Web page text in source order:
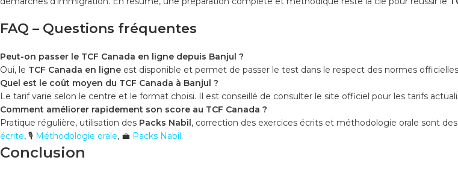
FAQ – Questions fréquentes
Peut-on passer le TCF Canada en ligne depuis Banjul ?
Oui, le TCF Canada en ligne est disponible et permet de passer le test dans le respect des normes
Quel est le coût moyen du TCF Canada à Banjul ?
Le tarif varie selon le centre et le format choisi. Il est conseillé de consulter le site officiel pour les tarifs
Comment améliorer rapidement son score au TCF Canada ?
Pratique régulière, utilisation des Packs Nabil , correction des exercices écrits et méthodologie orale sont
écrite, 🎙️ Méthodologie orale, 💼 Packs Nabil .
Conclusion